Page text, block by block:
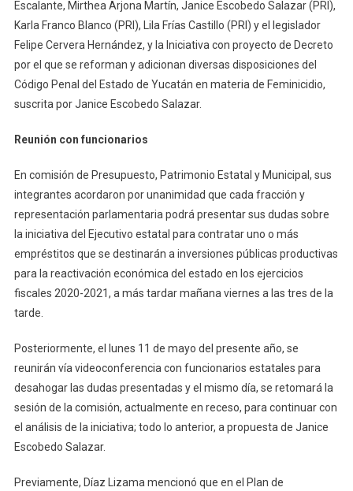
Escalante, Mirthea Arjona Martín, Janice Escobedo Salazar (PRI),
Karla Franco Blanco (PRI), Lila Frías Castillo (PRI) y el legislador
Felipe Cervera Hernández, y la Iniciativa con proyecto de Decreto
por el que se reforman y adicionan diversas disposiciones del
Código Penal del Estado de Yucatán en materia de Feminicidio,
suscrita por Janice Escobedo Salazar.
Reunión con funcionarios
En comisión de Presupuesto, Patrimonio Estatal y Municipal, sus
integrantes acordaron por unanimidad que cada fracción y
representación parlamentaria podrá presentar sus dudas sobre
la iniciativa del Ejecutivo estatal para contratar uno o más
empréstitos que se destinarán a inversiones públicas productivas
para la reactivación económica del estado en los ejercicios
fiscales 2020-2021, a más tardar mañana viernes a las tres de la
tarde.
Posteriormente, el lunes 11 de mayo del presente año, se
reunirán vía videoconferencia con funcionarios estatales para
desahogar las dudas presentadas y el mismo día, se retomará la
sesión de la comisión, actualmente en receso, para continuar con
el análisis de la iniciativa; todo lo anterior, a propuesta de Janice
Escobedo Salazar.
Previamente, Díaz Lizama mencionó que en el Plan de